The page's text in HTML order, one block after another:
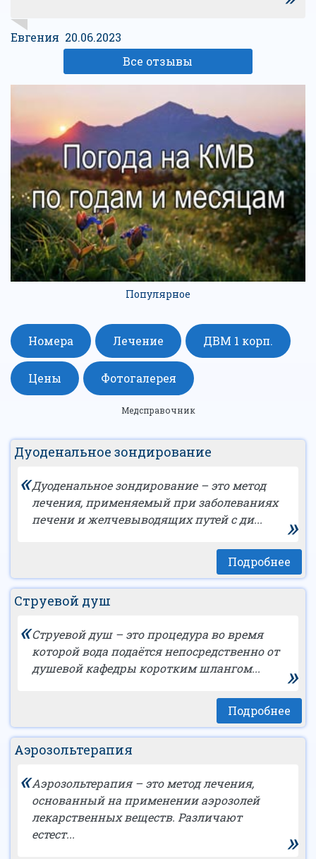
Евгения 20.06.2023
Все отзывы
Популярное
Номера Лечение ДВМ 1 корп.
Цены Фотогалерея
Медсправочник
Дуоденальное зондирование
«Дуоденальное зондирование – это метод
лечения, применяемый при заболеваниях
печени и желчевыводящих путей с ди...
»
Подробнее
Струевой душ
«Струевой душ – это процедура во время
которой вода подаётся непосредственно от
душевой кафедры коротким шлангом...
»
Подробнее
Аэрозольтерапия
«Аэрозольтерапия – это метод лечения,
основанный на применении аэрозолей
лекарственных веществ. Различают
естест...
»